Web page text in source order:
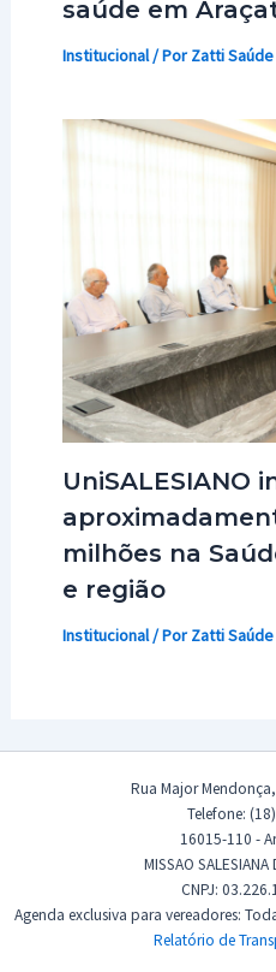
saúde em
Institucional/ PorZatti Saúde
UniSALESIANO
milhões na
e região
Institucional/ PorZatti Saúde
Rua Major
Telefone:
16015-110 -
MISSAO SALESIANA
CNPJ:
Agenda exclusiva para vereadores:
Relatório de